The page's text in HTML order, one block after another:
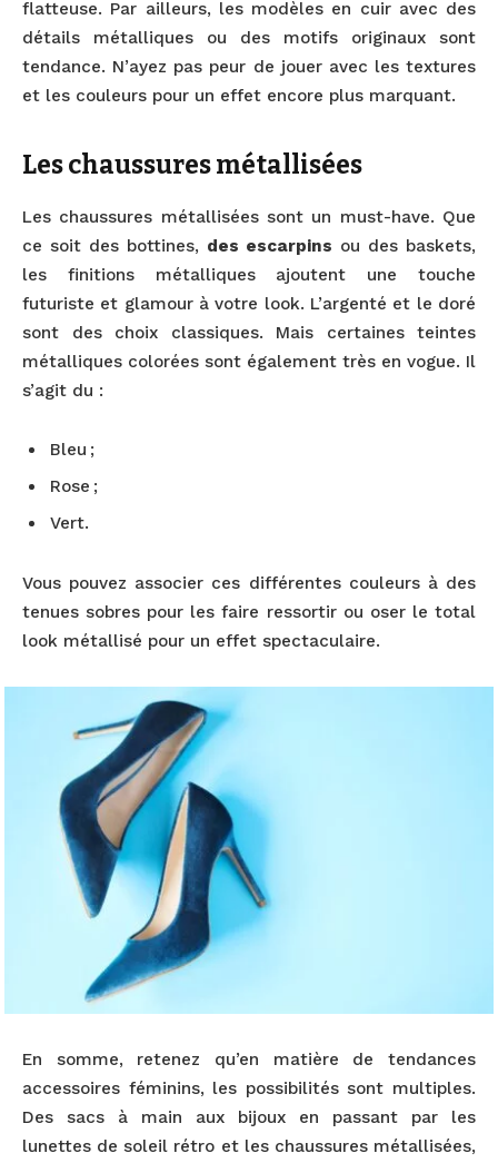
flatteuse. Par ailleurs, les modèles en cuir avec des
détails métalliques ou des motifs originaux sont
tendance. N’ayez pas peur de jouer avec les textures
et les couleurs pour un effet encore plus marquant.
Les chaussures métallisées
Les chaussures métallisées sont un must-have. Que
ce soit des bottines, des escarpins ou des baskets,
les finitions métalliques ajoutent une touche
futuriste et glamour à votre look. L’argenté et le doré
sont des choix classiques. Mais certaines teintes
métalliques colorées sont également très en vogue. Il
s’agit du :
Bleu ;
Rose ;
Vert.
Vous pouvez associer ces différentes couleurs à des
tenues sobres pour les faire ressortir ou oser le total
look métallisé pour un effet spectaculaire.
En somme, retenez qu’en matière de tendances
accessoires féminins, les possibilités sont multiples.
Des sacs à main aux bijoux en passant par les
lunettes de soleil rétro et les chaussures métallisées,